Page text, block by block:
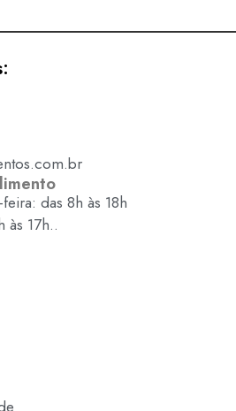
das 8h às 18h
às 17h..